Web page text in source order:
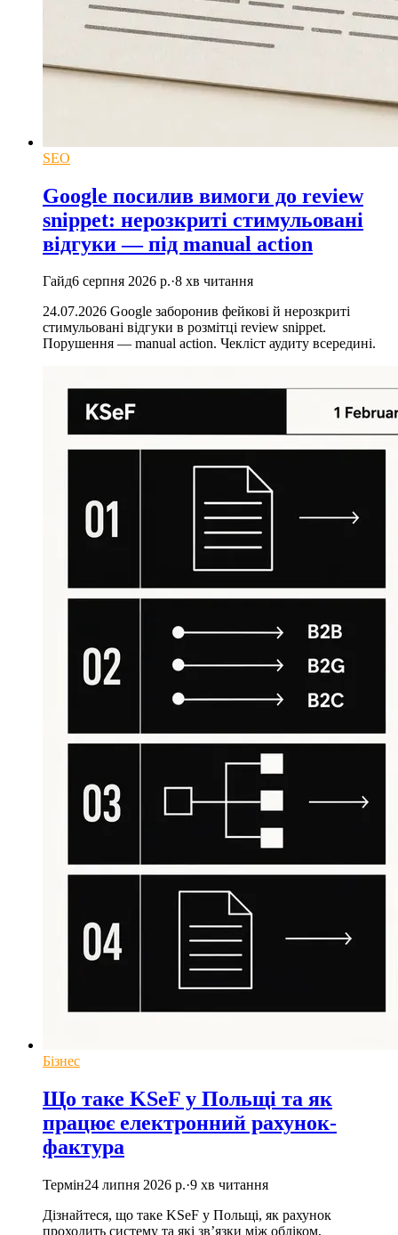
SEO
Google посилив вимоги до review
snippet: нерозкриті стимульовані
відгуки — під manual action
Гайд6 серпня 2026 р.·8 хв читання
24.07.2026 Google заборонив фейкові й нерозкриті
стимульовані відгуки в розмітці review snippet.
Порушення — manual action. Чекліст аудиту всередині.
Бізнес
Що таке KSeF у Польщі та як
працює електронний рахунок-
фактура
Термін24 липня 2026 р.·9 хв читання
Дізнайтеся, що таке KSeF у Польщі, як рахунок
проходить систему та які зв’язки між обліком,